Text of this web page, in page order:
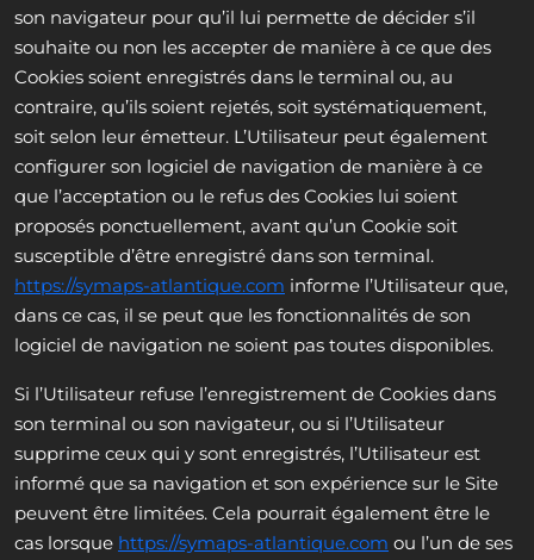
son navigateur pour qu’il lui permette de décider s’il
souhaite ou non les accepter de manière à ce que des
Cookies soient enregistrés dans le terminal ou, au
contraire, qu’ils soient rejetés, soit systématiquement,
soit selon leur émetteur. L’Utilisateur peut également
configurer son logiciel de navigation de manière à ce
que l’acceptation ou le refus des Cookies lui soient
proposés ponctuellement, avant qu’un Cookie soit
susceptible d’être enregistré dans son terminal.
https://symaps-atlantique.com informe l’Utilisateur que,
dans ce cas, il se peut que les fonctionnalités de son
logiciel de navigation ne soient pas toutes disponibles.
Si l’Utilisateur refuse l’enregistrement de Cookies dans
son terminal ou son navigateur, ou si l’Utilisateur
supprime ceux qui y sont enregistrés, l’Utilisateur est
informé que sa navigation et son expérience sur le Site
peuvent être limitées. Cela pourrait également être le
cas lorsque https://symaps-atlantique.com ou l’un de ses